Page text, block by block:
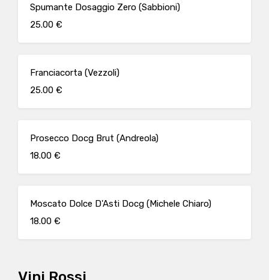
Spumante Dosaggio Zero (Sabbioni)
25.00 €
Franciacorta (Vezzoli)
25.00 €
Prosecco Docg Brut (Andreola)
18.00 €
Moscato Dolce D'Asti Docg (Michele Chiaro)
18.00 €